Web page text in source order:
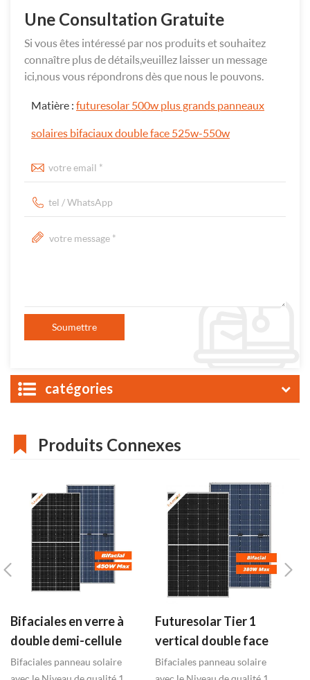
Une Consultation Gratuite
Si vous êtes intéressé par nos produits et souhaitez
connaître plus de détails,veuillez laisser un message
ici,nous vous répondrons dès que nous le pouvons.
Matière : futuresolar 500w plus grands panneaux
solaires bifaciaux double face 525w-550w
catégories
Produits Connexes
Bifaciales en verre à
double demi-cellule
photovoltaïque
Bifaciales panneau solaire
Futuresolar Tier 1
vertical double face
bifaciales panneaux
Bifaciales panneau solaire